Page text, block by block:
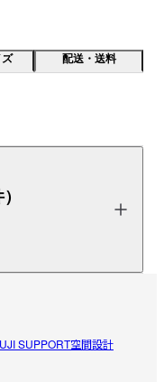
配送・送料
さらりとしたドライタ
広いコーディネート
SUPPORT空間設計